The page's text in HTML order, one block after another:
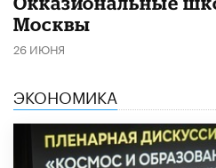
Москвы
26 ИЮНЯ
ЭКОНОМИКА